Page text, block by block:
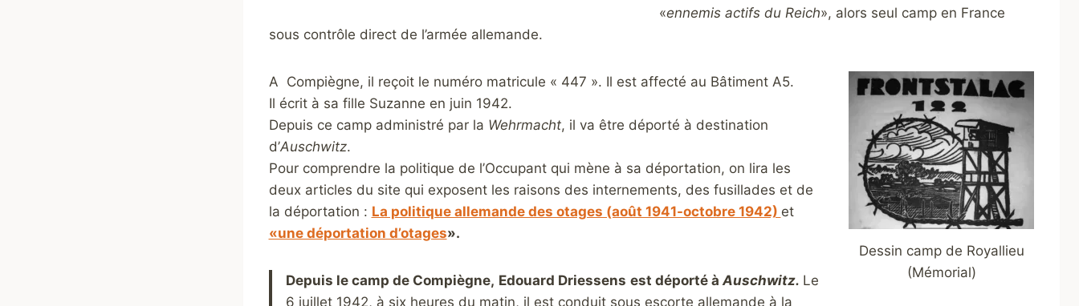
«ennemis actifs du Reich», alors seul camp en France
sous contrôle direct de l’armée allemande.
Dessin camp de Royallieu
(Mémorial)
A Compiègne, il reçoit le numéro matricule « 447 ». Il est affecté au Bâtiment A5.
Il écrit à sa fille Suzanne en juin 1942.
Depuis ce camp administré par la Wehrmacht, il va être déporté à destination
d’Auschwitz.
Pour comprendre la politique de l’Occupant qui mène à sa déportation, on lira les
deux articles du site qui exposent les raisons des internements, des fusillades et de
la déportation : La politique allemande des otages (août 1941-octobre 1942) et
«une déportation d’otages».
Depuis le camp de Compiègne, Edouard Driessens est déporté àAuschwitz. Le
6 juillet 1942, à six heures du matin, il est conduit sous escorte allemande à la